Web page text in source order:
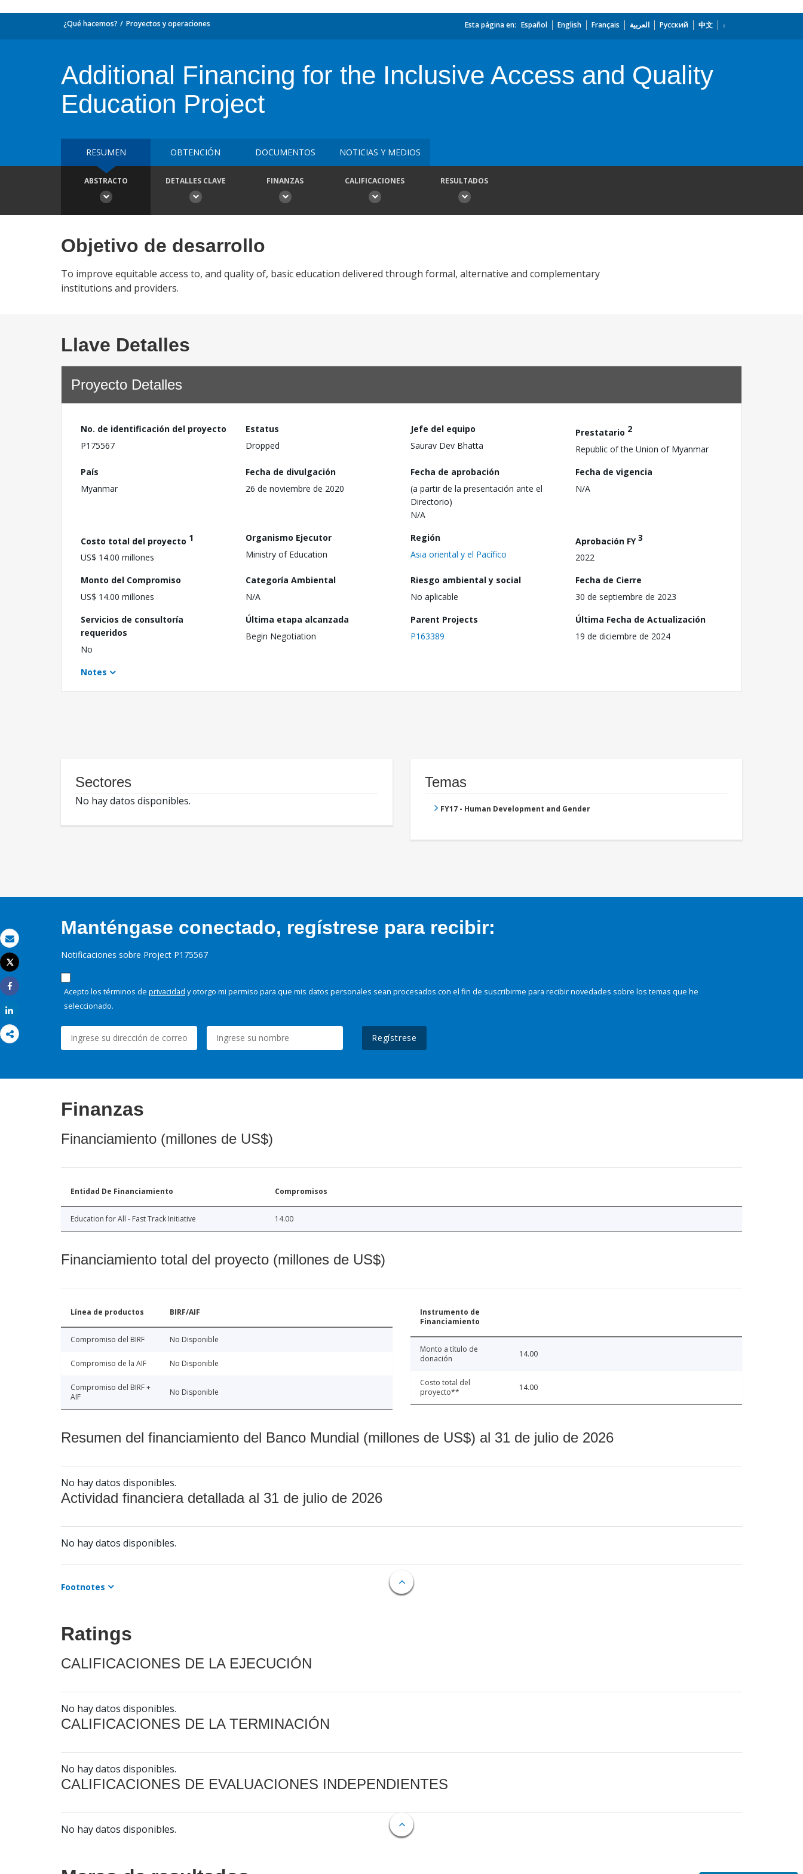
Correo electrónico
Imprimir
Tweet
Share
¿Qué hacemos? Proyectos y operaciones Esta página en: Español English Français العربية Русский 中文
Additional Financing for the Inclusive Access and Quality
Education Project
RESUMEN OBTENCIÓN DOCUMENTOS NOTICIAS Y MEDIOS
ABSTRACTO DETALLES CLAVE FINANZAS CALIFICACIONES RESULTADOS
Objetivo de desarrollo
To improve equitable access to, and quality of, basic education delivered through formal, alternative and complementary
institutions and providers.
Llave Detalles
Proyecto Detalles
No. de identificación del proyecto
P175567
Estatus
Dropped
Jefe del equipo
Saurav Dev Bhatta
Prestatario 2
Republic of the Union of Myanmar
País
Myanmar
Fecha de divulgación
26 de noviembre de 2020
Fecha de aprobación
(a partir de la presentación ante el
Directorio)
N/A
Fecha de vigencia
N/A
Costo total del proyecto 1
US$ 14.00 millones
Organismo Ejecutor
Ministry of Education
Región
Asia oriental y el Pacífico
Aprobación FY3
2022
Monto del Compromiso
US$ 14.00 millones
Categoría Ambiental
N/A
Riesgo ambiental y social
No aplicable
Fecha de Cierre
30 de septiembre de 2023
Servicios de consultoría
requeridos
No
Última etapa alcanzada
Begin Negotiation
Parent Projects
P163389
Última Fecha de Actualización
19 de diciembre de 2024
Notes
Sectores
No hay datos disponibles.
Temas
FY17 - Human Development and Gender
Manténgase conectado, regístrese para recibir:
Notificaciones sobre Project P175567
Acepto los términos de privacidad y otorgo mi permiso para que mis datos personales sean procesados con el fin de suscribirme para recibir novedades sobre los temas que he
seleccionado.
Regístrese
Finanzas
Financiamiento (millones de US$)
Entidad De Financiamiento Compromisos
Education for All - Fast Track Initiative 14.00
Financiamiento total del proyecto (millones de US$)
Línea de productos BIRF/AIF
Compromiso del BIRF No Disponible
Compromiso de la AIF No Disponible
Compromiso del BIRF +
AIF
No Disponible
Instrumento de
Financiamiento
Monto a título de
donación
14.00
Costo total del
proyecto**
14.00
Resumen del financiamiento del Banco Mundial (millones de US$) al 31 de julio de 2026
No hay datos disponibles.
Actividad financiera detallada al 31 de julio de 2026
No hay datos disponibles.
Footnotes
Ratings
CALIFICACIONES DE LA EJECUCIÓN
No hay datos disponibles.
CALIFICACIONES DE LA TERMINACIÓN
No hay datos disponibles.
CALIFICACIONES DE EVALUACIONES INDEPENDIENTES
No hay datos disponibles.